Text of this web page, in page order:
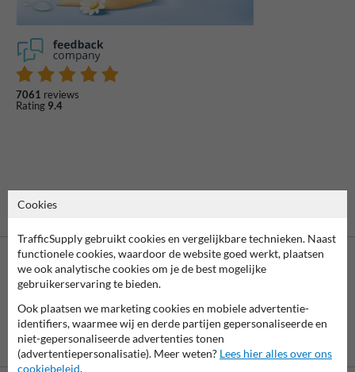
7061 reviews
Rating 9.4
Vooruitbetaling
per bank
is mogelijk
Cookies
TrafficSupply gebruikt cookies en vergelijkbare technieken. Naast
functionele cookies, waardoor de website goed werkt, plaatsen
we ook analytische cookies om je de best mogelijke
gebruikerservaring te bieden.
Ook plaatsen we marketing cookies en mobiele advertentie-
identifiers, waarmee wij en derde partijen gepersonaliseerde en
niet-gepersonaliseerde advertenties tonen
(advertentiepersonalisatie). Meer weten? Lees hier alles over ons
cookiebeleid.